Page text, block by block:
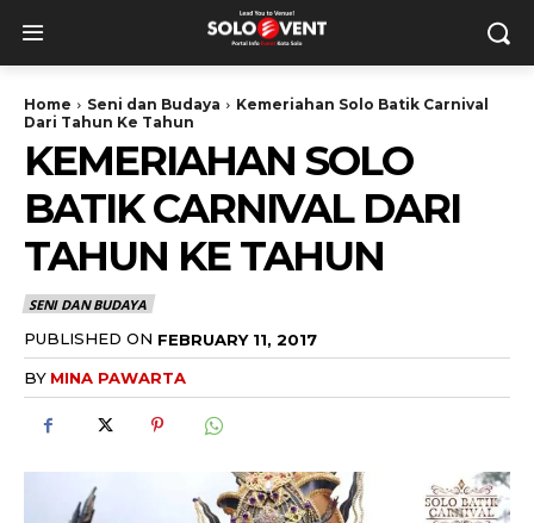
Home Seni dan Budaya
Kemeriahan Solo Batik Carnival
Dari Tahun Ke Tahun
KEMERIAHAN SOLO
BATIK CARNIVAL DARI
TAHUN KE TAHUN
SENI DAN BUDAYA
PUBLISHED ON FEBRUARY 11, 2017
BY MINA PAWARTA